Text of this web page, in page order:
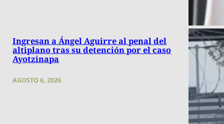
Ingresan a Ángel Aguirre al penal del
altiplano tras su detención por el caso
Ayotzinapa
AGOSTO 6, 2026